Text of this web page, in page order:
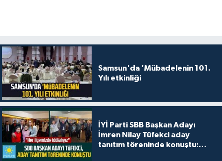
Samsun'da 'Mübadelenin 101.
Yılı etkinliği
İYİ Parti SBB Başkan Adayı
İmren Nilay Tüfekci aday
tanıtım töreninde konuştu: